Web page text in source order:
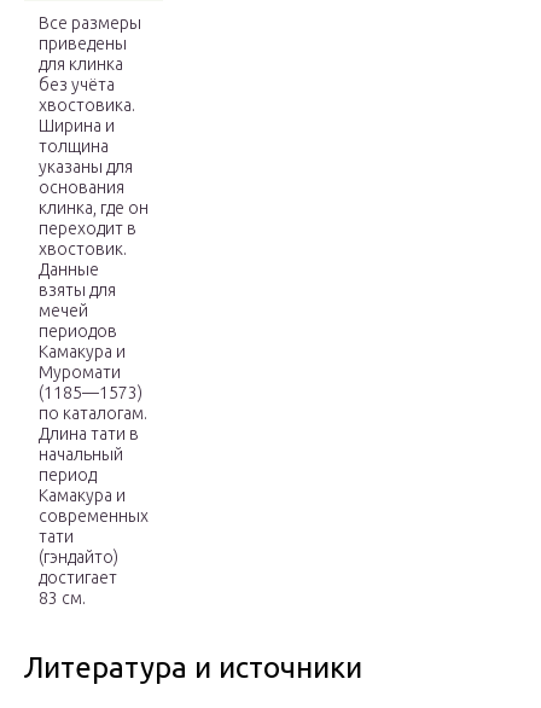
Все размеры
приведены
для клинка
без учёта
хвостовика.
Ширина и
толщина
указаны для
основания
клинка, где он
переходит в
хвостовик.
Данные
взяты для
мечей
периодов
Камакура и
Муромати
(1185—1573)
по каталогам.
Длина тати в
начальный
период
Камакура и
современных
тати
(гэндайто)
достигает
83 см.
Литература и источники